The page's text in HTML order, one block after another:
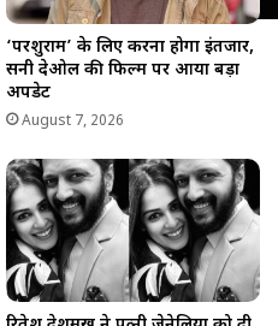
‘परशुराम’ के लिए करना होगा इंतजार,
सनी देओल की फिल्म पर आया बड़ा
अपडेट
August 7, 2026